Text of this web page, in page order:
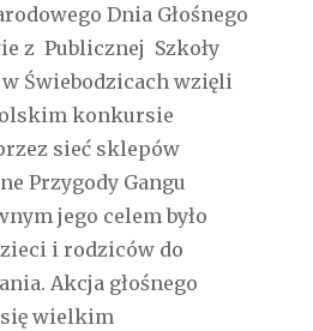
Dnia Głośnego
z Publicznej Szkoły
Świebodzicach wzięli
konkursie
sieć sklepów
Przygody Gangu
jego celem było
i rodziców do
Akcja głośnego
się wielkim